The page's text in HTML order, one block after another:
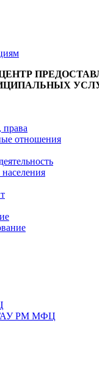
права
отношения
ГАУ РМ МФЦ